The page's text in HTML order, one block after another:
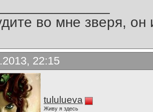
во мне зверя, он
22:15
tululueva
Живу я здесь